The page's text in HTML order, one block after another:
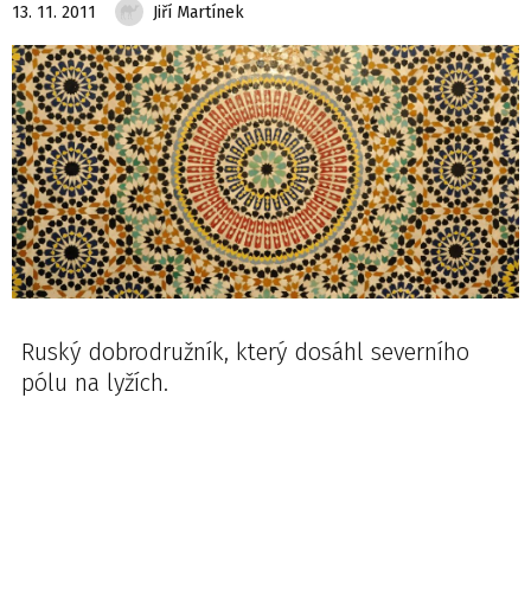
13. 11. 2011 Jiří Martínek
Ruský dobrodružník, který dosáhl severního
pólu na lyžích.